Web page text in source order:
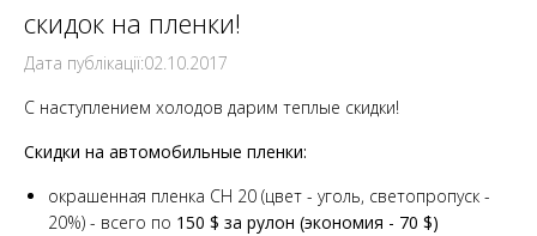
скидок на пленки!
Дата публікації:02.10.2017
С наступлением холодов дарим теплые скидки!
Скидки на автомобильные пленки:
окрашенная пленка СН 20 (цвет - уголь, светопропуск -
20%) - всего по 150 $ за рулон (экономия - 70 $)